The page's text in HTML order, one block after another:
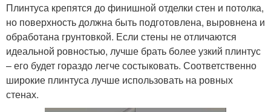
Плинтуса крепятся до финишной отделки стен и потолка,
но поверхность должна быть подготовлена, выровнена и
обработана грунтовкой. Если стены не отличаются
идеальной ровностью, лучше брать более узкий плинтус
– его будет гораздо легче состыковать. Соответственно
широкие плинтуса лучше использовать на ровных
стенах.